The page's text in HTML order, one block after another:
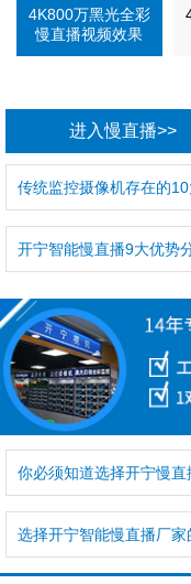
4K800万黑光全彩
慢直播视频效果
进入慢直播>>
传统监控摄像机存在的10
开宁智能慢直播9大优势
你必须知道选择开宁慢
选择开宁智能慢直播厂